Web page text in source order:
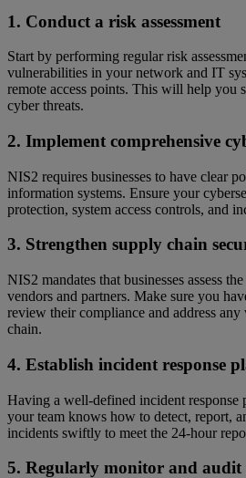
1. Conduct a risk assessment
Start by performing regular risk
vulnerabilities in your network and IT
remote access points. This will help you
cyber threats.
2. Implement comprehensive
NIS2 requires businesses to have clear
information systems. Ensure your
protection, system access controls, and
3. Strengthen supply chain
NIS2 mandates that businesses assess
vendors and partners. Make sure you
review their compliance and address
chain.
4. Establish incident response
Having a well-defined incident response
your team knows how to detect, report,
incidents swiftly to meet the 24-hour
5. Regularly monitor and audit